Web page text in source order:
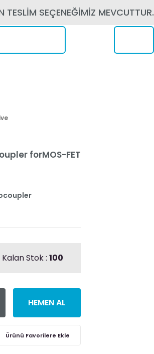
SEÇENEĞİMİZ MEVCUTTUR.
forMOS-FET
Kalan Stok : 100
HEMEN AL